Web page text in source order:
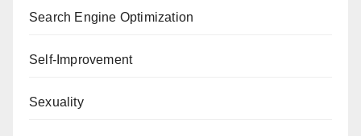
Search Engine Optimization
Self-Improvement
Sexuality